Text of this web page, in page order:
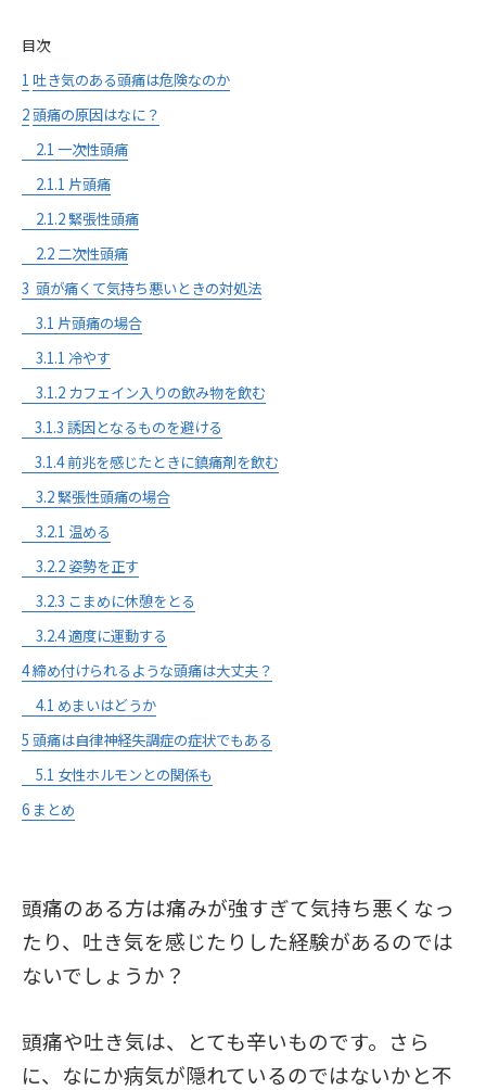
目次
1 吐き気のある頭痛は危険なのか
2頭痛の原因はなに？
2.1 一次性頭痛
2.1.1 片頭痛
2.1.2緊張性頭痛
2.2 二次性頭痛
3 頭が痛くて気持ち悪いときの対処法
3.1 片頭痛の場合
3.1.1 冷やす
3.1.2 カフェイン入りの飲み物を飲む
3.1.3 誘因となるものを避ける
3.1.4前兆を感じたときに鎮痛剤を飲む
3.2緊張性頭痛の場合
3.2.1 温める
3.2.2 姿勢を正す
3.2.3 こまめに休憩をとる
3.2.4適度に運動する
4締め付けられるような頭痛は大丈夫？
4.1 めまいはどうか
5 頭痛は自律神経失調症の症状でもある
5.1 女性ホルモンとの関係も
6 まとめ
頭痛のある方は痛みが強すぎて気持ち悪くなっ
たり、吐き気を感じたりした経験があるのでは
ないでしょうか？
頭痛や吐き気は、とても辛いものです。さら
に、なにか病気が隠れているのではないかと不